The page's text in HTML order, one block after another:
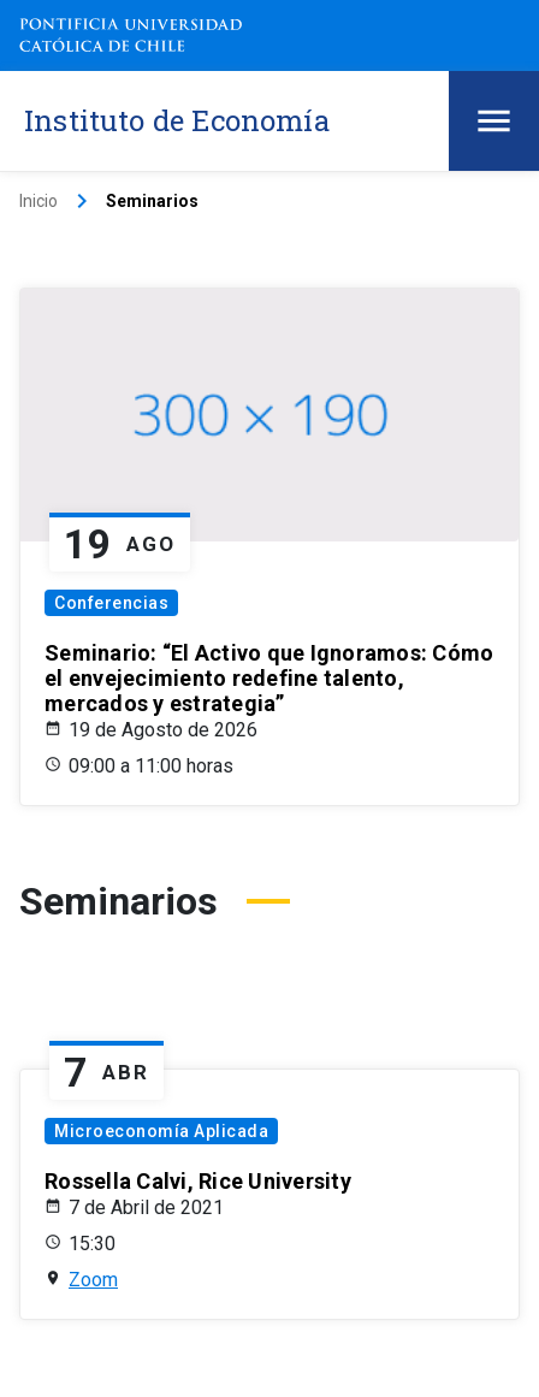
Instituto de Economía
Inicio keyboard_arrow_right Seminarios
19 AGO
Conferencias
Seminario: “El Activo que Ignoramos: Cómo
el envejecimiento redefine talento,
mercados y estrategia”
19 de Agosto de 2026
09:00 a 11:00 horas
Seminarios
7 ABR
Microeconomía Aplicada
Rossella Calvi, Rice University
7 de Abril de 2021
15:30
Zoom